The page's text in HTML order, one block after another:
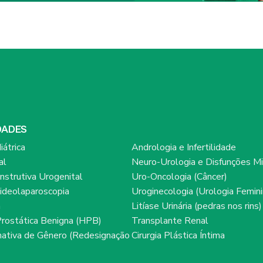
Andrologia e Infertilidade
Neuro-Urologia e Disfunções
Urogenital
Uro-Oncologia (Câncer)
Uroginecologia (Urologia
Litíase Urinária (pedras nos rins)
Benigna (HPB)
Transplante Renal
de Gênero (RedesignaçãoCirurgia Plástica Íntima